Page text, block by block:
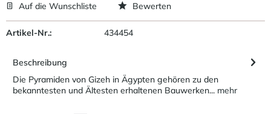
Auf die Wunschliste Bewerten
Artikel-Nr.: 434454
Beschreibung
Die Pyramiden von Gizeh in Ägypten gehören zu den
bekanntesten und Ältesten erhaltenen Bauwerken... mehr